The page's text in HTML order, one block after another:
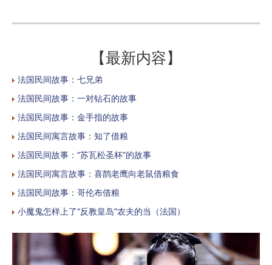
【最新内容】
法国民间故事：七兄弟
法国民间故事：一对钻石的故事
法国民间故事：金手指的故事
法国民间寓言故事：知了借粮
法国民间故事：“苏瓦松圣杯”的故事
法国民间寓言故事：喜鹊老鹰向老鼠借粮食
法国民间故事：哥伦布借粮
小魔鬼怎样上了“反教皇岛”农夫的当（法国）